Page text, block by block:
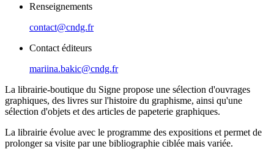
Renseignements
contact@cndg.fr
Contact éditeurs
mariina.bakic@cndg.fr
La librairie-boutique du Signe propose une sélection d'ouvrages
graphiques, des livres sur l'histoire du graphisme, ainsi qu'une
sélection d'objets et des articles de papeterie graphiques.
La librairie évolue avec le programme des expositions et permet de
prolonger sa visite par une bibliographie ciblée mais variée.